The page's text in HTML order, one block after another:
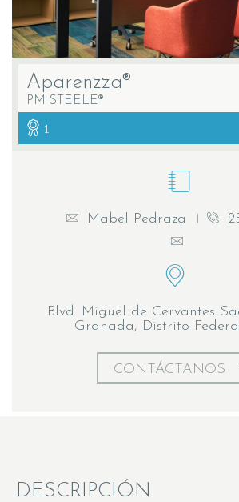
Aparenzza®
PM STEELE®
1
Mabel Pedraza
Blvd. Miguel de Cervantes
Granada, Distrito
CONTÁCTANOS
DESCRIPCIÓN